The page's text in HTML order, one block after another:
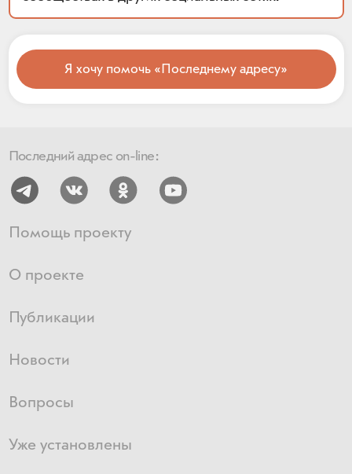
Я хочу помочь «Последнему адресу»
Последний адрес on-line:
Помощь проекту
О проекте
Публикации
Новости
Вопросы
Уже установлены